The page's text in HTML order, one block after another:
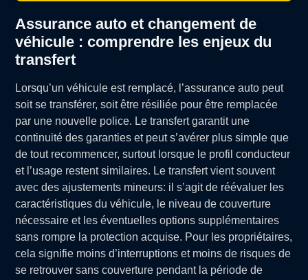
Assurance auto et changement de
véhicule : comprendre les enjeux du
transfert
Lorsqu’un véhicule est remplacé, l’assurance auto peut
soit se transférer, soit être résiliée pour être remplacée
par une nouvelle police. Le transfert garantit une
continuité des garanties et peut s’avérer plus simple que
de tout recommencer, surtout lorsque le profil conducteur
et l’usage restent similaires. Le transfert vient souvent
avec des ajustements mineurs: il s’agit de réévaluer les
caractéristiques du véhicule, le niveau de couverture
nécessaire et les éventuelles options supplémentaires
sans rompre la protection acquise. Pour les propriétaires,
cela signifie moins d’interruptions et moins de risques de
se retrouver sans couverture pendant la période de